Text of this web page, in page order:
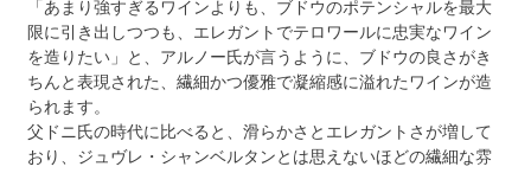
「あまり強すぎるワインよりも、ブドウのポテンシャルを最大
限に引き出しつつも、エレガントでテロワールに忠実なワイン
を造りたい」と、アルノー氏が言うように、ブドウの良さがき
ちんと表現された、繊細かつ優雅で凝縮感に溢れたワインが造
られます。
父ドニ氏の時代に比べると、滑らかさとエレガントさが増して
おり、ジュヴレ・シャンベルタンとは思えないほどの繊細な雰